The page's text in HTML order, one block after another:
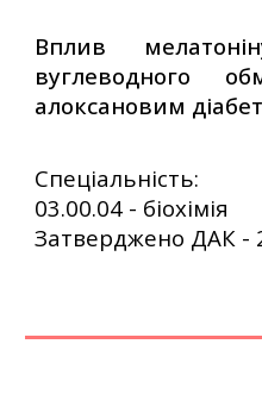
Вплив
вуглеводного
алоксановим
Спеціальність:
03.00.04 - біохімія
Затверджено ДАК -